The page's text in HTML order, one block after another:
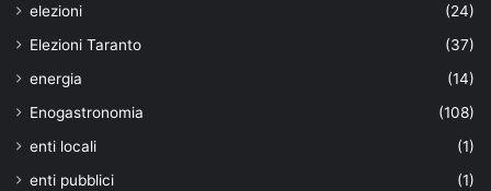
elezioni
(24)
Elezioni Taranto
(37)
energia
(14)
Enogastronomia
(108)
enti locali
(1)
enti pubblici
(1)